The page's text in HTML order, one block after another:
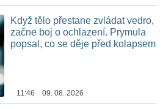
Když tělo přestane zvládat vedro,
začne boj o ochlazení. Prymula
popsal, co se děje před kolapsem
11:46 09. 08. 2026